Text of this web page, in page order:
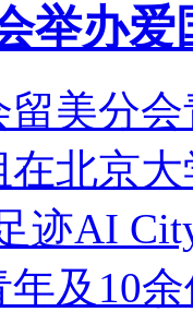
举办爱
留美分
北京
迹AI
及10